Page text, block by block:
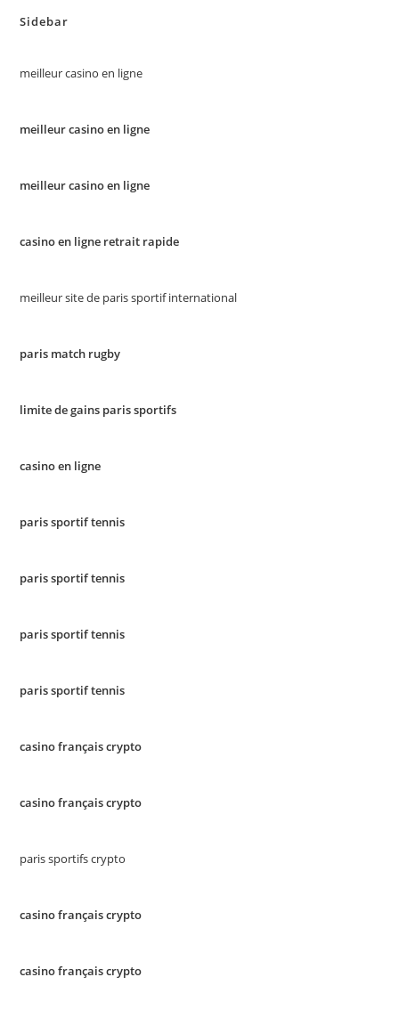
Sidebar
meilleur casino en ligne
meilleur casino en ligne
meilleur casino en ligne
casino en ligne retrait rapide
meilleur site de paris sportif international
paris match rugby
limite de gains paris sportifs
casino en ligne
paris sportif tennis
paris sportif tennis
paris sportif tennis
paris sportif tennis
casino français crypto
casino français crypto
paris sportifs crypto
casino français crypto
casino français crypto